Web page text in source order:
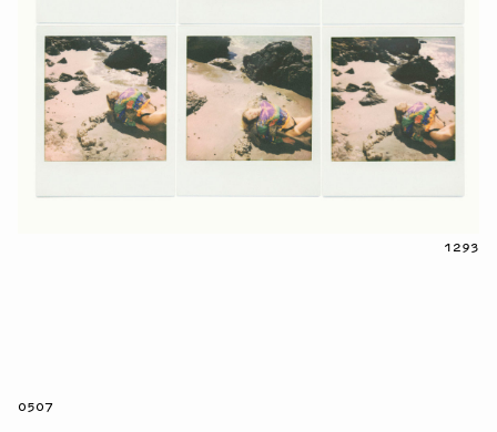
1293
0507